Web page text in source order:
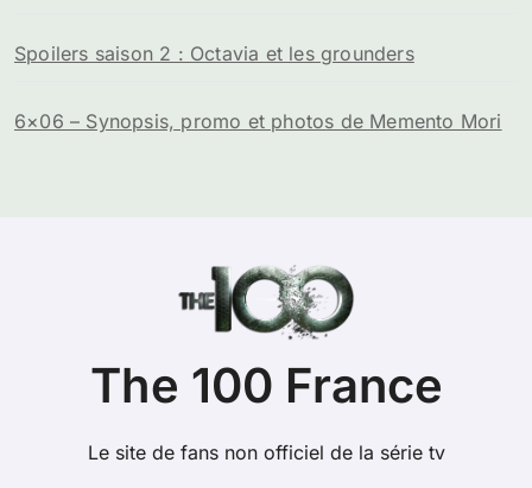
Spoilers saison 2 : Octavia et les grounders
6×06 – Synopsis, promo et photos de Memento Mori
The 100 France
Le site de fans non officiel de la série tv